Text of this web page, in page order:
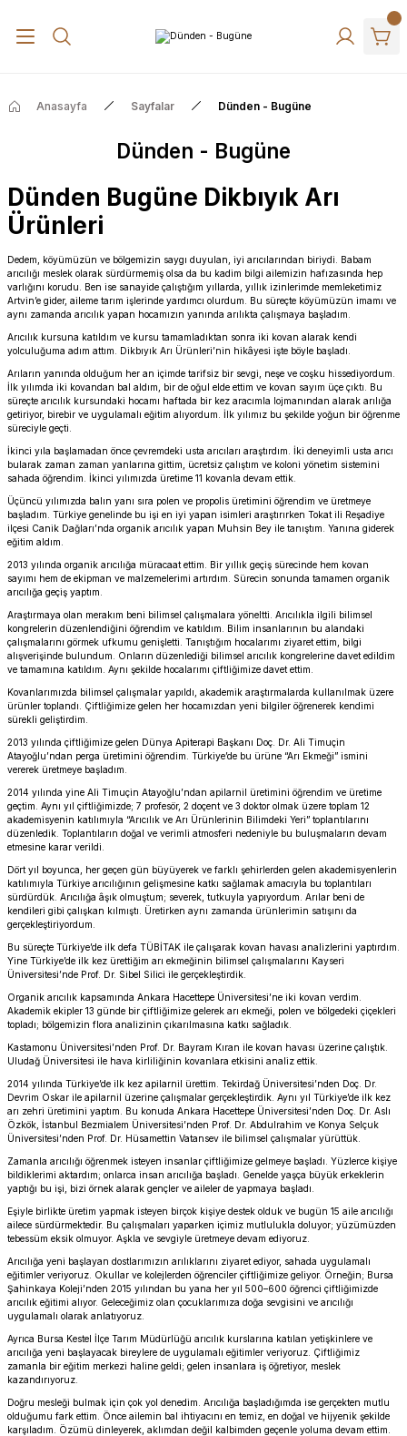
Anasayfa Sayfalar Dünden - Bugüne
Dünden - Bugüne
Dünden Bugüne Dikbıyık Arı
Ürünleri
Dedem, köyümüzün ve bölgemizin saygı duyulan, iyi arıcılarından biriydi. Babam
arıcılığı meslek olarak sürdürmemiş olsa da bu kadim bilgi ailemizin hafızasında hep
varlığını korudu. Ben ise sanayide çalıştığım yıllarda, yıllık izinlerimde memleketimiz
Artvin’e gider, aileme tarım işlerinde yardımcı olurdum. Bu süreçte köyümüzün imamı ve
aynı zamanda arıcılık yapan hocamızın yanında arılıkta çalışmaya başladım.
Arıcılık kursuna katıldım ve kursu tamamladıktan sonra iki kovan alarak kendi
yolculuğuma adım attım. Dikbıyık Arı Ürünleri’nin hikâyesi işte böyle başladı.
Arıların yanında olduğum her an içimde tarifsiz bir sevgi, neşe ve coşku hissediyordum.
İlk yılımda iki kovandan bal aldım, bir de oğul elde ettim ve kovan sayım üçe çıktı. Bu
süreçte arıcılık kursundaki hocamı haftada bir kez aracımla lojmanından alarak arılığa
getiriyor, birebir ve uygulamalı eğitim alıyordum. İlk yılımız bu şekilde yoğun bir öğrenme
süreciyle geçti.
İkinci yıla başlamadan önce çevremdeki usta arıcıları araştırdım. İki deneyimli usta arıcı
bularak zaman zaman yanlarına gittim, ücretsiz çalıştım ve koloni yönetim sistemini
sahada öğrendim. İkinci yılımızda üretime 11 kovanla devam ettik.
Üçüncü yılımızda balın yanı sıra polen ve propolis üretimini öğrendim ve üretmeye
başladım. Türkiye genelinde bu işi en iyi yapan isimleri araştırırken Tokat ili Reşadiye
ilçesi Canik Dağları’nda organik arıcılık yapan Muhsin Bey ile tanıştım. Yanına giderek
eğitim aldım.
2013 yılında organik arıcılığa müracaat ettim. Bir yıllık geçiş sürecinde hem kovan
sayımı hem de ekipman ve malzemelerimi artırdım. Sürecin sonunda tamamen organik
arıcılığa geçiş yaptım.
Araştırmaya olan merakım beni bilimsel çalışmalara yöneltti. Arıcılıkla ilgili bilimsel
kongrelerin düzenlendiğini öğrendim ve katıldım. Bilim insanlarının bu alandaki
çalışmalarını görmek ufkumu genişletti. Tanıştığım hocalarımı ziyaret ettim, bilgi
alışverişinde bulundum. Onların düzenlediği bilimsel arıcılık kongrelerine davet edildim
ve tamamına katıldım. Aynı şekilde hocalarımı çiftliğimize davet ettim.
Kovanlarımızda bilimsel çalışmalar yapıldı, akademik araştırmalarda kullanılmak üzere
ürünler toplandı. Çiftliğimize gelen her hocamızdan yeni bilgiler öğrenerek kendimi
sürekli geliştirdim.
2013 yılında çiftliğimize gelen Dünya Apiterapi Başkanı Doç. Dr. Ali Timuçin
Atayoğlu’ndan perga üretimini öğrendim. Türkiye’de bu ürüne “Arı Ekmeği” ismini
vererek üretmeye başladım.
2014 yılında yine Ali Timuçin Atayoğlu’ndan apilarnil üretimini öğrendim ve üretime
geçtim. Aynı yıl çiftliğimizde; 7 profesör, 2 doçent ve 3 doktor olmak üzere toplam 12
akademisyenin katılımıyla “Arıcılık ve Arı Ürünlerinin Bilimdeki Yeri” toplantılarını
düzenledik. Toplantıların doğal ve verimli atmosferi nedeniyle bu buluşmaların devam
etmesine karar verildi.
Dört yıl boyunca, her geçen gün büyüyerek ve farklı şehirlerden gelen akademisyenlerin
katılımıyla Türkiye arıcılığının gelişmesine katkı sağlamak amacıyla bu toplantıları
sürdürdük. Arıcılığa âşık olmuştum; severek, tutkuyla yapıyordum. Arılar beni de
kendileri gibi çalışkan kılmıştı. Üretirken aynı zamanda ürünlerimin satışını da
gerçekleştiriyordum.
Bu süreçte Türkiye’de ilk defa TÜBİTAK ile çalışarak kovan havası analizlerini yaptırdım.
Yine Türkiye’de ilk kez ürettiğim arı ekmeğinin bilimsel çalışmalarını Kayseri
Üniversitesi’nde Prof. Dr. Sibel Silici ile gerçekleştirdik.
Organik arıcılık kapsamında Ankara Hacettepe Üniversitesi’ne iki kovan verdim.
Akademik ekipler 13 günde bir çiftliğimize gelerek arı ekmeği, polen ve bölgedeki çiçekleri
topladı; bölgemizin flora analizinin çıkarılmasına katkı sağladık.
Kastamonu Üniversitesi’nden Prof. Dr. Bayram Kıran ile kovan havası üzerine çalıştık.
Uludağ Üniversitesi ile hava kirliliğinin kovanlara etkisini analiz ettik.
2014 yılında Türkiye’de ilk kez apilarnil ürettim. Tekirdağ Üniversitesi’nden Doç. Dr.
Devrim Oskar ile apilarnil üzerine çalışmalar gerçekleştirdik. Aynı yıl Türkiye’de ilk kez
arı zehri üretimini yaptım. Bu konuda Ankara Hacettepe Üniversitesi’nden Doç. Dr. Aslı
Özkök, İstanbul Bezmialem Üniversitesi’nden Prof. Dr. Abdulrahim ve Konya Selçuk
Üniversitesi’nden Prof. Dr. Hüsamettin Vatansev ile bilimsel çalışmalar yürüttük.
Zamanla arıcılığı öğrenmek isteyen insanlar çiftliğimize gelmeye başladı. Yüzlerce kişiye
bildiklerimi aktardım; onlarca insan arıcılığa başladı. Genelde yaşça büyük erkeklerin
yaptığı bu işi, bizi örnek alarak gençler ve aileler de yapmaya başladı.
Eşiyle birlikte üretim yapmak isteyen birçok kişiye destek olduk ve bugün 15 aile arıcılığı
ailece sürdürmektedir. Bu çalışmaları yaparken içimiz mutlulukla doluyor; yüzümüzden
tebessüm eksik olmuyor. Aşkla ve sevgiyle üretmeye devam ediyoruz.
Arıcılığa yeni başlayan dostlarımızın arılıklarını ziyaret ediyor, sahada uygulamalı
eğitimler veriyoruz. Okullar ve kolejlerden öğrenciler çiftliğimize geliyor. Örneğin; Bursa
Şahinkaya Koleji’nden 2015 yılından bu yana her yıl 500–600 öğrenci çiftliğimizde
arıcılık eğitimi alıyor. Geleceğimiz olan çocuklarımıza doğa sevgisini ve arıcılığı
uygulamalı olarak anlatıyoruz.
Ayrıca Bursa Kestel İlçe Tarım Müdürlüğü arıcılık kurslarına katılan yetişkinlere ve
arıcılığa yeni başlayacak bireylere de uygulamalı eğitimler veriyoruz. Çiftliğimiz
zamanla bir eğitim merkezi haline geldi; gelen insanlara iş öğretiyor, meslek
kazandırıyoruz.
Doğru mesleği bulmak için çok yol denedim. Arıcılığa başladığımda ise gerçekten mutlu
olduğumu fark ettim. Önce ailemin bal ihtiyacını en temiz, en doğal ve hijyenik şekilde
karşıladım. Özümü dinleyerek, aklımdan değil kalbimden geçenle yoluma devam ettim.